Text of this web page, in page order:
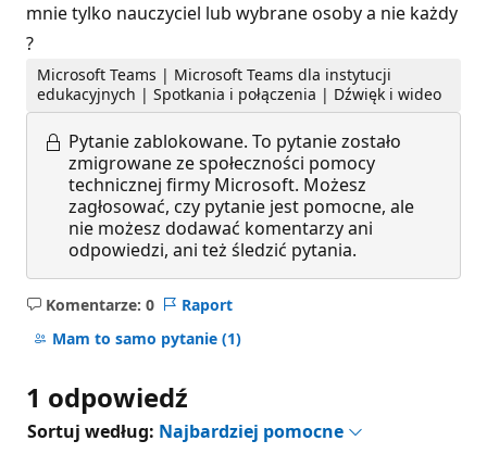
mnie tylko nauczyciel lub wybrane osoby a nie każdy
?
Microsoft Teams | Microsoft Teams dla instytucji
edukacyjnych | Spotkania i połączenia | Dźwięk i wideo
Pytanie zablokowane. To pytanie zostało
zmigrowane ze społeczności pomocy
technicznej firmy Microsoft. Możesz
zagłosować, czy pytanie jest pomocne, ale
nie możesz dodawać komentarzy ani
odpowiedzi, ani też śledzić pytania.
Komentarze: 0
Brak
komentarzy
Raport
Mam to samo pytanie (1)
1 odpowiedź
Sortuj według: Najbardziej pomocne